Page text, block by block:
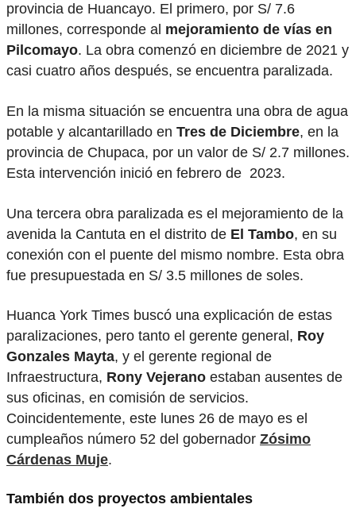
provincia de Huancayo. El primero, por S/ 7.6
millones, corresponde al mejoramiento de vías en
Pilcomayo. La obra comenzó en diciembre de 2021 y
casi cuatro años después, se encuentra paralizada.
En la misma situación se encuentra una obra de agua
potable y alcantarillado en Tres de Diciembre, en la
provincia de Chupaca, por un valor de S/ 2.7 millones.
Esta intervención inició en febrero de 2023.
Una tercera obra paralizada es el mejoramiento de la
avenida la Cantuta en el distrito de El Tambo, en su
conexión con el puente del mismo nombre. Esta obra
fue presupuestada en S/ 3.5 millones de soles.
Huanca York Times buscó una explicación de estas
paralizaciones, pero tanto el gerente general, Roy
Gonzales Mayta, y el gerente regional de
Infraestructura, Rony Vejerano estaban ausentes de
sus oficinas, en comisión de servicios.
Coincidentemente, este lunes 26 de mayo es el
cumpleaños número 52 del gobernador Zósimo
Cárdenas Muje.
También dos proyectos ambientales